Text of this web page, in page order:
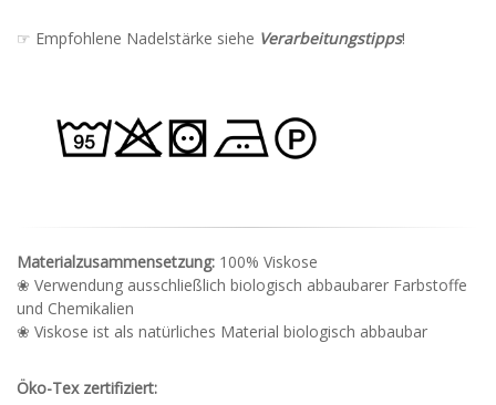
☞ Empfohlene Nadelstärke siehe Verarbeitungstipps!
Materialzusammensetzung: 100% Viskose
❀ Verwendung ausschließlich biologisch abbaubarer Farbstoffe
und Chemikalien
❀ Viskose ist als natürliches Material biologisch abbaubar
Öko-Tex zertifiziert: